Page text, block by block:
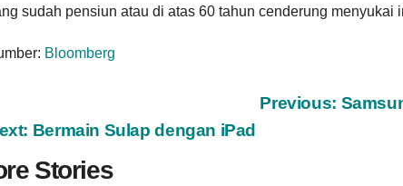
sudah pensiun atau di atas 60 tahun cenderung
Bloomberg
Previous:
Bermain Sulap dengan iPad
Stories